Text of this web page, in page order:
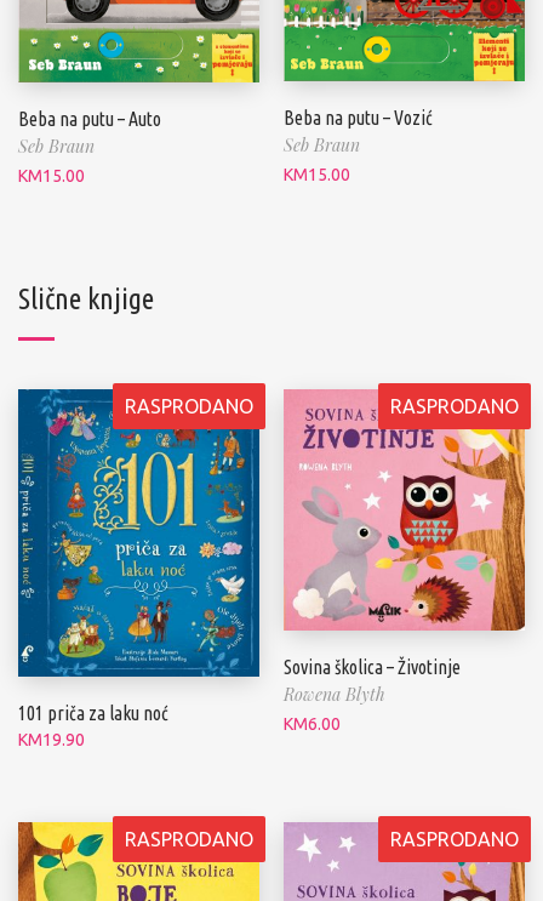
Beba na putu – Auto
Seb Braun
KM15.00
Beba na putu – Vozić
Seb Braun
KM15.00
Slične knjige
RASPRODANO
101 priča za laku noć
KM19.90
RASPRODANO
Sovina školica – Životinje
Rowena Blyth
KM6.00
RASPRODANO RASPRODANO